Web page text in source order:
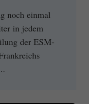
noch einmal
in jedem
der ESM-